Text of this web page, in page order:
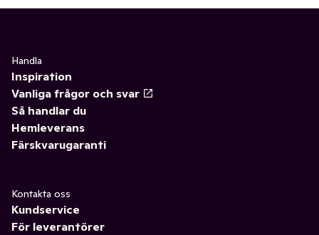
Handla
Inspiration
Vanliga frågor och svar
Så handlar du
Hemleverans
Färskvarugaranti
Kontakta oss
Kundservice
För leverantörer